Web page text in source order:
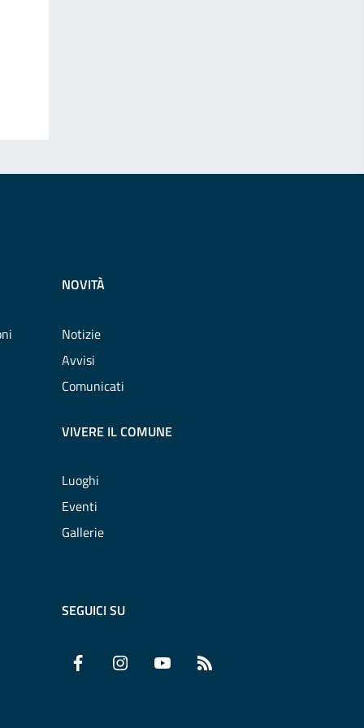
NOVITÀ
Notizie
Avvisi
Comunicati
VIVERE IL COMUNE
Luoghi
Eventi
Gallerie
SEGUICI SU
Facebook InstagramYouTube